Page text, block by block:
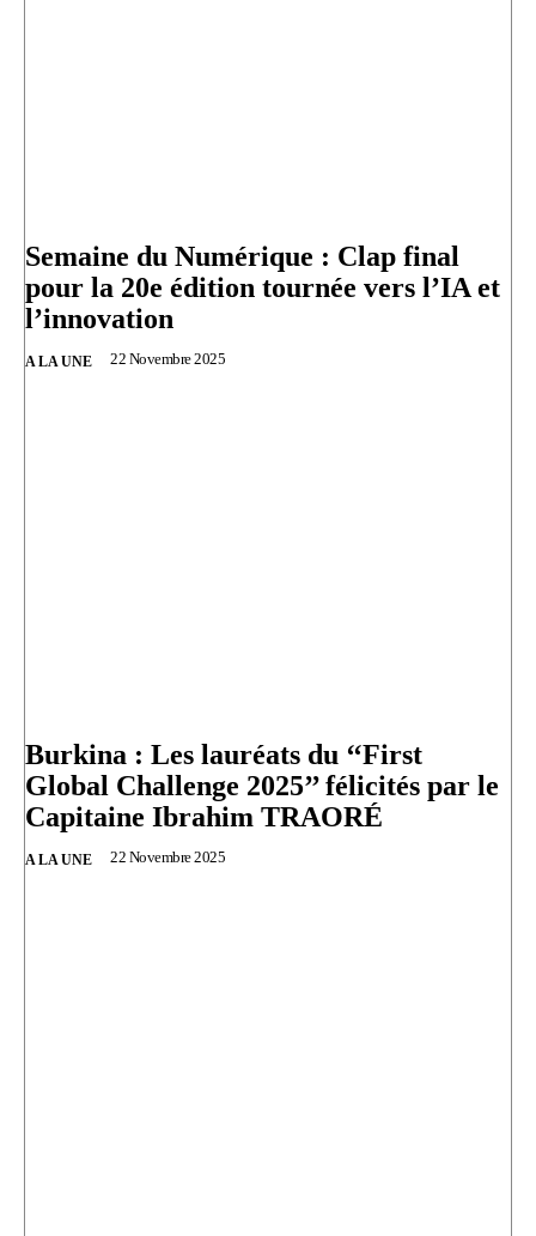
Semaine du Numérique : Clap final
pour la 20e édition tournée vers l’IA et
l’innovation
A LA UNE 22 Novembre 2025
Burkina : Les lauréats du ‘‘First
Global Challenge 2025’’ félicités par le
Capitaine Ibrahim TRAORÉ
A LA UNE 22 Novembre 2025